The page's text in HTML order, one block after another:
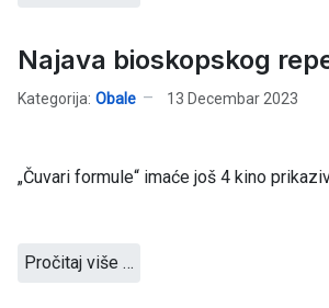
Najava bioskopskog
Kategorija: Obale 13 Decembar 2023
„Čuvari formule“ imaće još 4 kino
Pročitaj više …